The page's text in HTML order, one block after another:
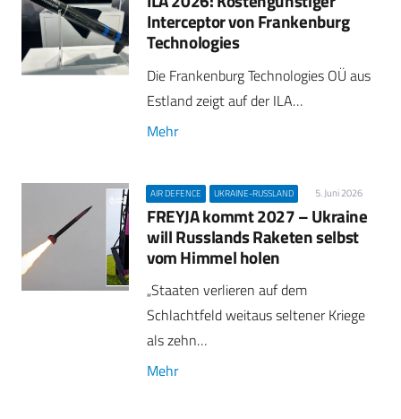
Interceptor von Frankenburg
Technologies
Die Frankenburg Technologies OÜ aus
Estland zeigt auf der ILA…
Mehr
AIR DEFENCE UKRAINE-RUSSLAND 5. Juni 2026
FREYJA kommt 2027 – Ukraine
will Russlands Raketen selbst
vom Himmel holen
„Staaten verlieren auf dem
Schlachtfeld weitaus seltener Kriege
als zehn…
Mehr